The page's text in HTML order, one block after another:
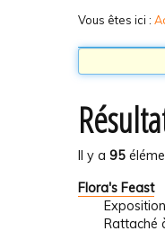
Vous êtes ici :
Il y a 95
Flora's Feast
Rattaché